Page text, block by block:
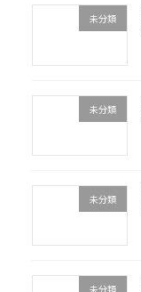
未分類
未分類
未分類
未分類